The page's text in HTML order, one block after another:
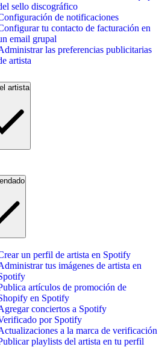
sello discográfico
de notificaciones
tu contacto de facturación en
email grupal
las preferencias publicitarias
artista
artista
un perfil de artista en Spotify
tus imágenes de artista en
artículos de promoción de
en Spotify
conciertos a Spotify
por Spotify
a la marca de verificación
playlists del artista en tu perfil